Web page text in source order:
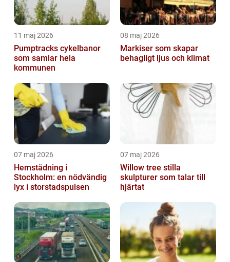
11 maj 2026
Pumptracks cykelbanor
som samlar hela
kommunen
08 maj 2026
Markiser som skapar
behagligt ljus och klimat
07 maj 2026
Hemstädning i
Stockholm: en nödvändig
lyx i storstadspulsen
07 maj 2026
Willow tree stilla
skulpturer som talar till
hjärtat